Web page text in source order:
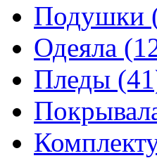
Подушки
Одеяла
Пледы